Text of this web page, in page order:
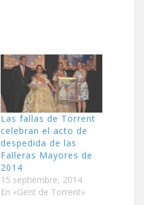
Las fallas de Torrent
celebran el acto de
despedida de las
Falleras Mayores de
2014
15 septiembre, 2014
En «Gent de Torrent»